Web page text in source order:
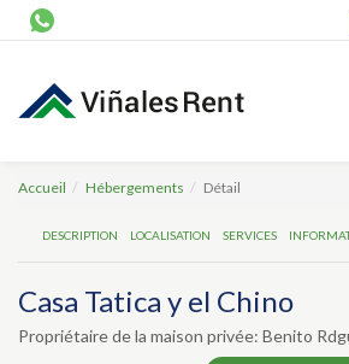
Accueil Hébergements Détail
DESCRIPTION LOCALISATION SERVICES
Casa Tatica y el Chino
Propriétaire de la maison privée: Benito